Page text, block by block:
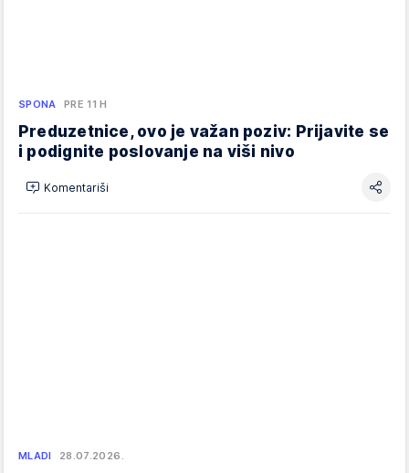
SPONA PRE 11 H
Preduzetnice, ovo je važan poziv: Prijavite se
i podignite poslovanje na viši nivo
Komentariši
MLADI 28.07.2026.